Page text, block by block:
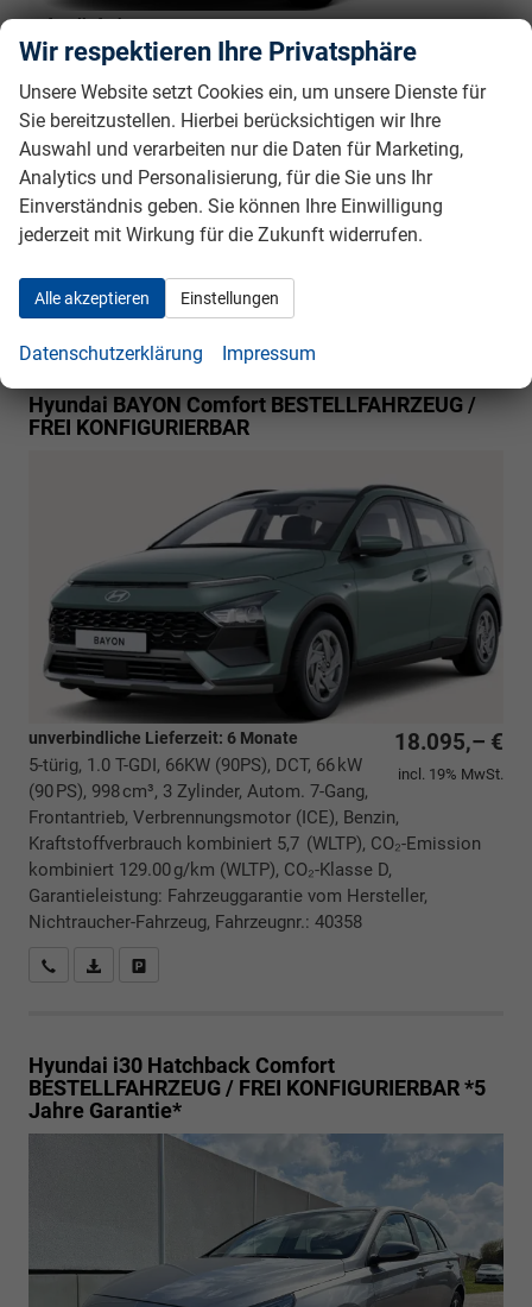
incl. 19% MwSt.
sofort lieferbar
5-türig, 1.5 CVVT, 71KW (96PS), 6-Gang, 71 kW
Frontantrieb, Verbrennungsmotor (ICE), Benzin,
Kraftstoffverbrauch kombiniert 7 (WLTP), CO₂-Emission
kombiniert 158.00 g/km (WLTP), CO₂-Klasse F, Außenfarbe:
Ecotronic Gray Pearl, Zustand, Aussehen: 1, sehr gut,
Zustand, Fahrfähigkeit: fahrtauglich, Garantieleistung:
Fahrzeuggarantie vom Hersteller, Nichtraucher-Fahrzeug,
Rückrufbitte absenden
PDF-Datei, Fahrzeugexposé drucken
Drucken, parken oder vergleichen
Hyundai BAYON Comfort BESTELLFAHRZEUG /
FREI KONFIGURIERBAR
18.095,– €
incl. 19% MwSt.
unverbindliche Lieferzeit: 6 Monate
5-türig, 1.0 T-GDI, 66KW (90PS), DCT, 66 kW
(90 PS), 998 cm³, 3 Zylinder, Autom. 7-Gang,
Frontantrieb, Verbrennungsmotor (ICE), Benzin,
Kraftstoffverbrauch kombiniert 5,7 (WLTP), CO₂-Emission
kombiniert 129.00 g/km (WLTP), CO₂-Klasse D,
Garantieleistung: Fahrzeuggarantie vom Hersteller,
Nichtraucher-Fahrzeug, Fahrzeugnr.: 40358
Rückrufbitte absenden
PDF-Datei, Fahrzeugexposé drucken
Hyundai i30 HatchbackComfort
BESTELLFAHRZEUG / FREI KONFIGURIERBAR *5
Jahre Garantie*
Wir respektieren Ihre Privatsphäre
Unsere Website setzt Cookies ein, um unsere Dienste für
Sie bereitzustellen. Hierbei berücksichtigen wir Ihre
Auswahl und verarbeiten nur die Daten für Marketing,
Analytics und Personalisierung, für die Sie uns Ihr
Einverständnis geben. Sie können Ihre Einwilligung
jederzeit mit Wirkung für die Zukunft widerrufen.
Alle akzeptieren Einstellungen
Datenschutzerklärung Impressum